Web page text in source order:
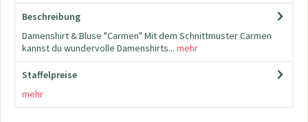
Beschreibung
Damenshirt & Bluse "Carmen" Mit dem Schnittmuster Carmen
kannst du wundervolle Damenshirts... mehr
Staffelpreise
mehr